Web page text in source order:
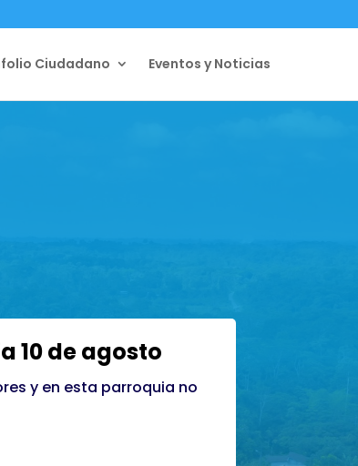
Ciudadano Eventos y Noticias
10 de agosto
y en esta parroquia no